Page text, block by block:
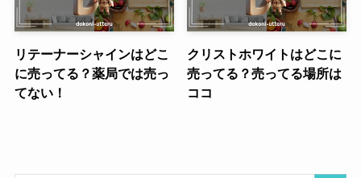
リテーナーシャインはどこ
に売ってる？薬局では売っ
てない！
クリストホワイトはどこに
売ってる？売ってる場所は
ココ